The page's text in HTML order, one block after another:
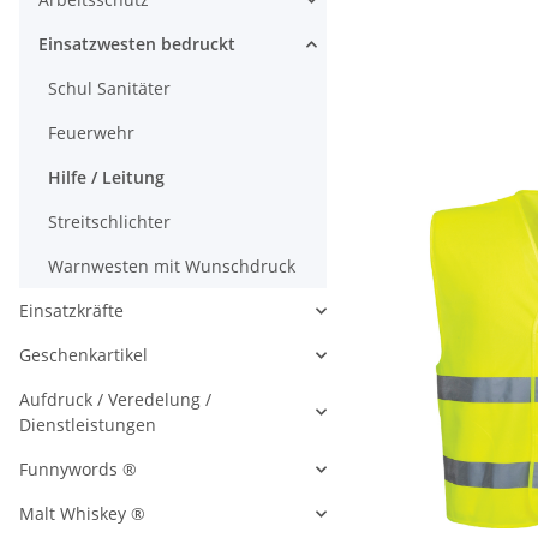
Einsatzwesten bedruckt
Schul Sanitäter
Feuerwehr
Hilfe / Leitung
Streitschlichter
Warnwesten mit Wunschdruck
Einsatzkräfte
Geschenkartikel
Aufdruck / Veredelung /
Dienstleistungen
Funnywords ®
Malt Whiskey ®